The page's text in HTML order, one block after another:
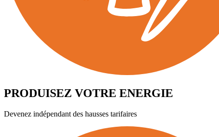
PRODUISEZ VOTRE ENERGIE
Devenez indépendant des hausses tarifaires